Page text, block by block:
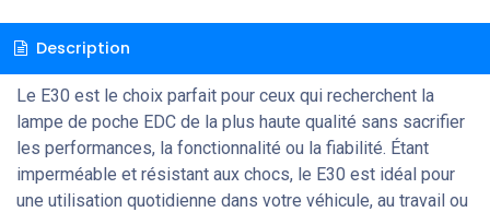
Description
Le E30 est le choix parfait pour ceux qui recherchent la
lampe de poche EDC de la plus haute qualité sans sacrifier
les performances, la fonctionnalité ou la fiabilité. Étant
imperméable et résistant aux chocs, le E30 est idéal pour
une utilisation quotidienne dans votre véhicule, au travail ou